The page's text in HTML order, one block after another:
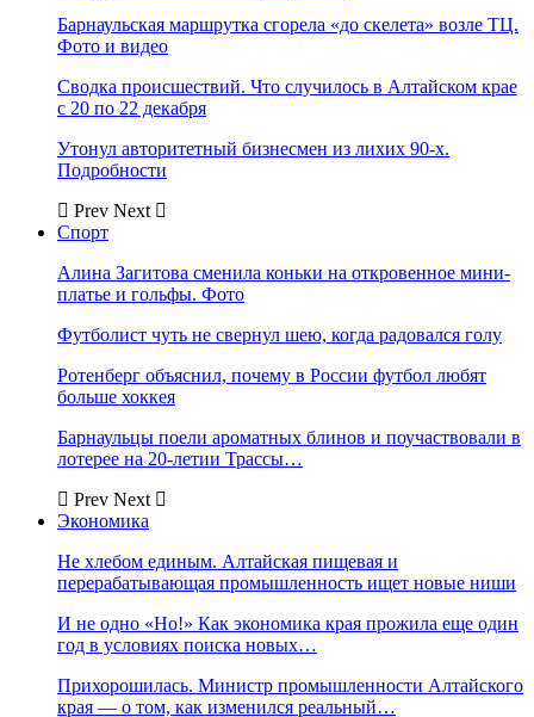
Барнаульская маршрутка сгорела «до скелета» возле ТЦ.
Фото и видео
Сводка происшествий. Что случилось в Алтайском крае
с 20 по 22 декабря
Утонул авторитетный бизнесмен из лихих 90-х.
Подробности
Prev Next
Спорт
Алина Загитова сменила коньки на откровенное мини-
платье и гольфы. Фото
Футболист чуть не свернул шею, когда радовался голу
Ротенберг объяснил, почему в России футбол любят
больше хоккея
Барнаульцы поели ароматных блинов и поучаствовали в
лотерее на 20-летии Трассы…
Prev Next
Экономика
Не хлебом единым. Алтайская пищевая и
перерабатывающая промышленность ищет новые ниши
И не одно «Но!» Как экономика края прожила еще один
год в условиях поиска новых…
Прихорошилась. Министр промышленности Алтайского
края — о том, как изменился реальный…